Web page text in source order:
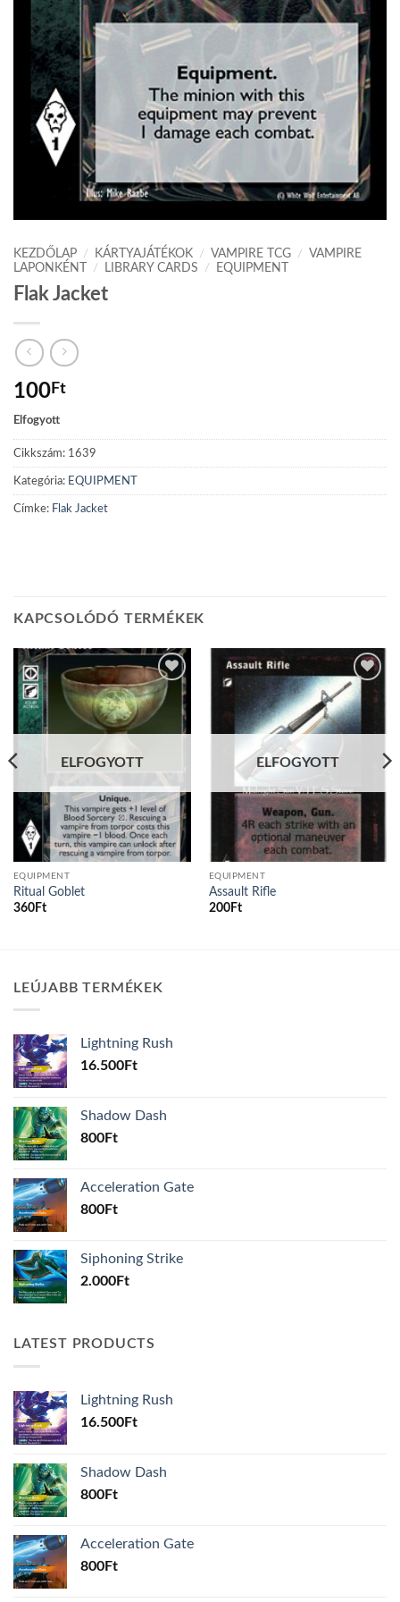
KEZDŐLAP / KÁRTYAJÁTÉKOK / VAMPIRE TCG /
VAMPIRE
LAPONKÉNT
/ LIBRARY CARDS / EQUIPMENT
Flak Jacket
100Ft
Elfogyott
Cikkszám: 1639
Kategória: EQUIPMENT
Címke: Flak Jacket
KAPCSOLÓDÓ TERMÉKEK
Add to
wishlist
ELFOGYOTT
EQUIPMENT
Ritual Goblet
360Ft
Add to
wishlist
ELFOGYOTT
EQUIPMENT
Assault Rifle
200Ft
LEÚJABB TERMÉKEK
Lightning Rush
16.500Ft
Shadow Dash
800Ft
Acceleration Gate
800Ft
Siphoning Strike
2.000Ft
LATEST PRODUCTS
Lightning Rush
16.500Ft
Shadow Dash
800Ft
Acceleration Gate
800Ft